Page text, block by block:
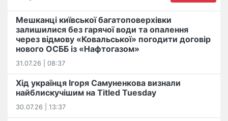
Мешканці київської багатоповерхівки
залишилися без гарячої води та опалення
через відмову «Ковальської» погодити договір
нового ОСББ із «Нафтогазом»
31.07.26 | 08:37
Хід українця Ігоря Самуненкова визнали
найблискучішим на Titled Tuesday
30.07.26 | 13:37